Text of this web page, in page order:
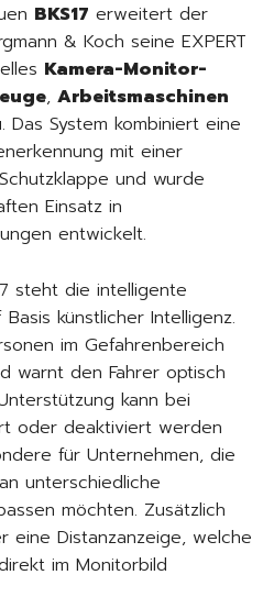
BKS17 erweitert der
& Koch seine EXPERT
Kamera-Monitor-
, Arbeitsmaschinen
. Das System kombiniert eine
mit einer
und wurde
Einsatz in
entwickelt.
steht die intelligente
künstlicher Intelligenz.
im Gefahrenbereich
warnt den Fahrer optisch
kann bei
oder deaktiviert werden
für Unternehmen, die
unterschiedliche
möchten. Zusätzlich
eine Distanzanzeige, welche
im Monitorbild